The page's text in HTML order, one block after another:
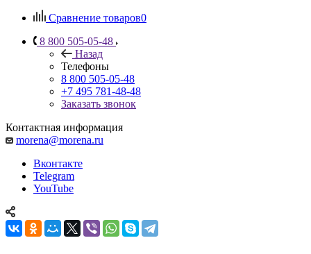
Сравнение товаров0
8 800 505-05-48
Назад
Телефоны
8 800 505-05-48
+7 495 781-48-48
Заказать звонок
Контактная информация
morena@morena.ru
Вконтакте
Telegram
YouTube